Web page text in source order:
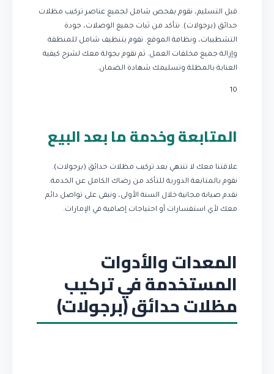
قبل التسليم، نقوم بفحص شامل لجميع عناصر تركيب مظلات
حدائق (برجولات). نتأكد من ثبات جميع الوصلات، جودة
التشطيبات، ونظافة الموقع. نقوم بتنظيف شامل للمنطقة
وإزالة جميع مخلفات العمل. ثم نقوم بجولة معك لشرح كيفية
العناية بالمظلة وتسليمك شهادة الضمان.
10
المتابعة وخدمة ما بعد البيع
علاقتنا معك لا تنتهي بعد تركيب مظلات حدائق (برجولات).
نقوم بالمتابعة الدورية للتأكد من رضاك الكامل عن الخدمة.
نقدم صيانة مجانية خلال السنة الأولى، ونبقى على تواصل دائم
معك لأي استفسارات أو احتياجات إضافية في الإمارات.
المعدات والأدوات
المستخدمة في تركيب
مظلات حدائق (برجولات)